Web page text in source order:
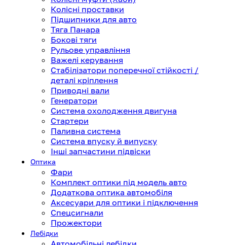
Колісні проставки
Підшипники для авто
Тяга Панара
Бокові тяги
Рульове управління
Важелі керування
Стабілізатори поперечної стійкості /
деталі кріплення
Приводні вали
Генератори
Система охолодження двигуна
Стартери
Паливна система
Система впуску й випуску
Інші запчастини підвіски
Оптика
Фари
Комплект оптики під модель авто
Додаткова оптика автомобіля
Аксесуари для оптики і підключення
Спецсигнали
Прожектори
Лебідки